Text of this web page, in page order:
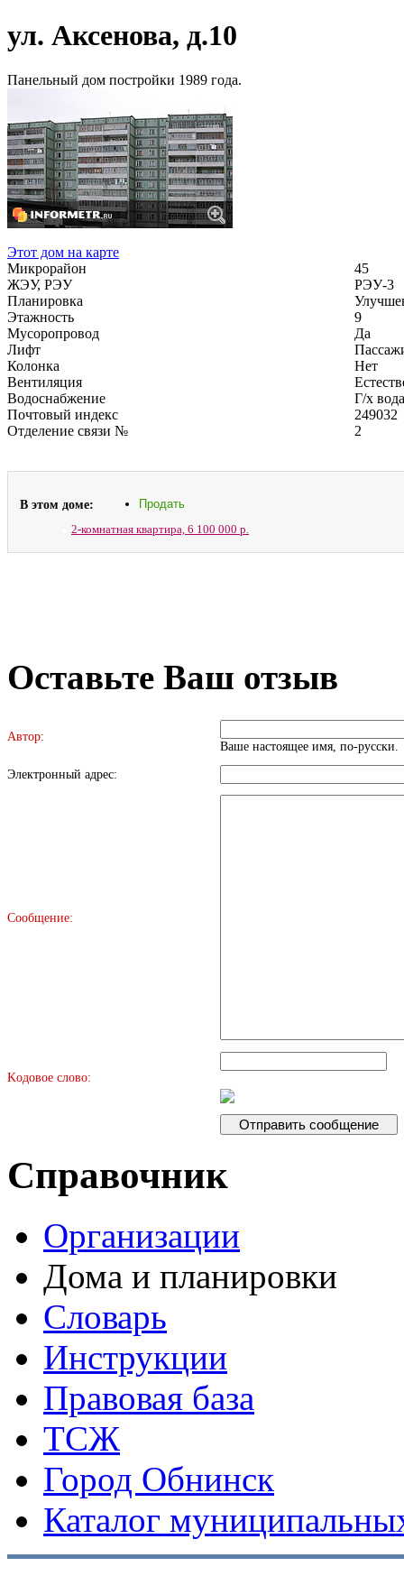
ул. Аксенова, д.10
Панельный дом постройки 1989 года.
Этот дом на карте
Микрорайон
45
ЖЭУ, РЭУ
РЭУ-3
Планировка
Этажность
9
Мусоропровод
Да
Лифт
Колонка
Нет
Вентиляция
Водоснабжение
Г/х вода
Почтовый индекс
249032
Отделение связи №
2
В этом доме: Продать
2-комнатная квартира, 6 100 000 р.
Оставьте Ваш отзыв
Автор:
Ваше настоящее имя, по-русски.
Электронный адрес:
Сообщение:
Kодовое слово:
Справочник
Организации
Дома и планировки
Словарь
Инструкции
Правовая база
ТСЖ
Город Обнинск
Каталог